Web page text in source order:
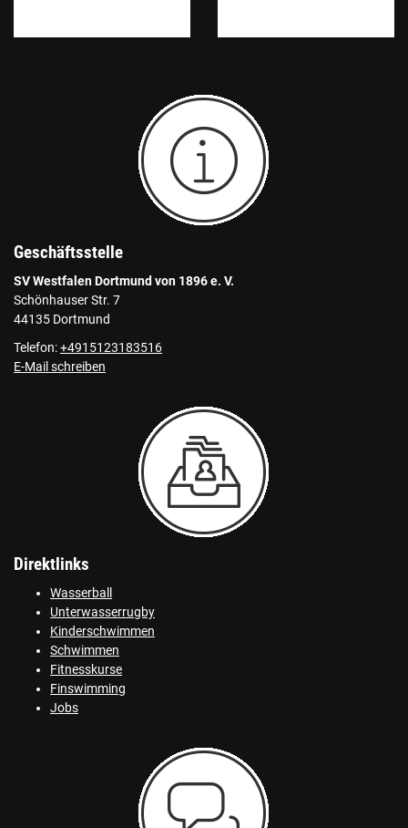
Geschäftsstelle
SV Westfalen Dortmund von 1896 e. V.
Schönhauser Str. 7
44135 Dortmund
Telefon:+4915123183516
E-Mail schreiben
Direktlinks
Wasserball
Unterwasserrugby
Kinderschwimmen
Schwimmen
Fitnesskurse
Finswimming
Jobs